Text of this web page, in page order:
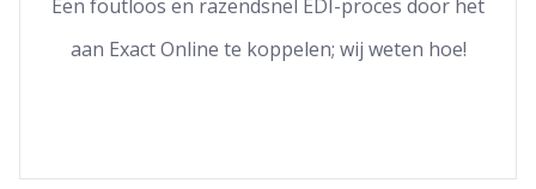
Een foutloos en razendsnel EDI-proces door het
aan Exact Online te koppelen; wij weten hoe!